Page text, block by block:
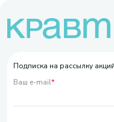
Подписка на рассылку
Ваш e-mail*